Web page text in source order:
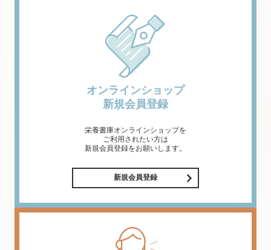
オンラインショップ
新規会員登録
栄養書庫オンラインショップを
ご利用されたい方は
新規会員登録をお願いします。
新規会員登録